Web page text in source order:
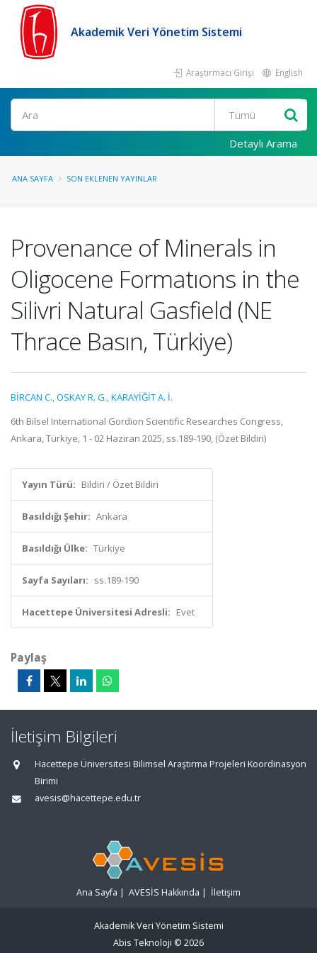
Akademik Veri Yönetim Sistemi
Araştırmacı Girişi English
Ara
Detaylı Arama
ANA SAYFA SON EKLENEN YAYINLAR
Provenance of Minerals in
Oligocene Formatıons in the
Silivri Natural Gasfield (NE
Thrace Basın, Türkiye)
BİRCAN C.,OSKAY R. G.,KARAYİĞİT A. İ.
6th Bilsel International Gordion Scientific Researches Congress,
Ankara, Türkiye, 1 - 02 Haziran 2025, ss.189-190, (Özet Bildiri)
Yayın Türü: Bildiri / Özet Bildiri
Basıldığı Şehir: Ankara
Basıldığı Ülke: Türkiye
Sayfa Sayıları: ss.189-190
Hacettepe Üniversitesi Adresli: Evet
Paylaş
İletişim Bilgileri
Hacettepe Üniversitesi Bilimsel Araştırma Projeleri Koordinasyon
Birimi
avesis@hacettepe.edu.tr
Ana Sayfa | AVESİS Hakkında | İletişim
Akademik Veri Yönetim Sistemi
Abis Teknoloji © 2026